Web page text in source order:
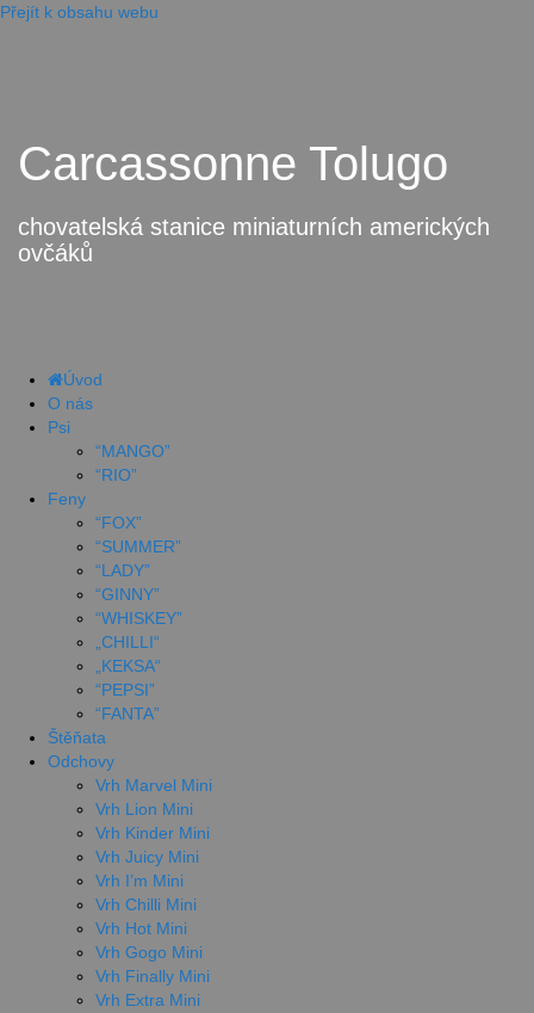
Přejít k obsahu webu
Carcassonne Tolugo
chovatelská stanice miniaturních amerických
ovčáků
Úvod
O nás
Psi
“MANGO”
“RIO”
Feny
“FOX”
“SUMMER”
“LADY”
“GINNY”
“WHISKEY”
„CHILLI“
„KEKSA“
“PEPSI”
“FANTA”
Štěňata
Odchovy
Vrh Marvel Mini
Vrh Lion Mini
Vrh Kinder Mini
Vrh Juicy Mini
Vrh I’m Mini
Vrh Chilli Mini
Vrh Hot Mini
Vrh Gogo Mini
Vrh Finally Mini
Vrh Extra Mini